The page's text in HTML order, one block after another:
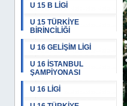
U 15 B LİGİ
U 15 TÜRKİYE
BİRİNCİLİĞİ
U 16 GELİŞİM LİGİ
U 16 İSTANBUL
ŞAMPİYONASI
U 16 LİGİ